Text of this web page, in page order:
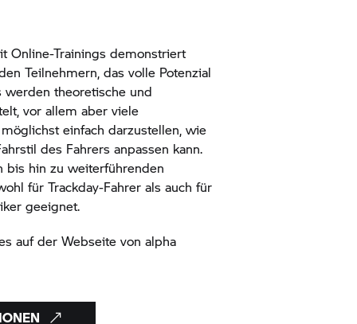
Online-Trainings demonstriert
Teilnehmern, das volle Potenzial
werden theoretische und
vor allem aber viele
einfach darzustellen, wie
des Fahrers anpassen kann.
bis hin zu weiterführenden
für Trackday-Fahrer als auch für
geeignet.
auf der Webseite von alpha